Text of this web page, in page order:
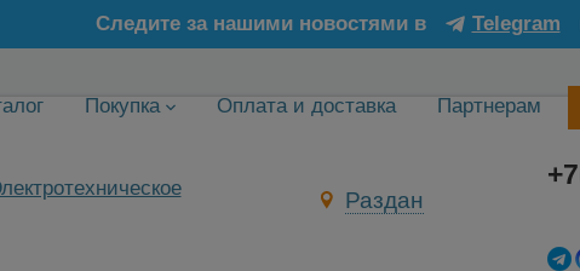
Следите за нашими новостями в Telegram
Покупка Оплата и доставка Партнерам
Раздан